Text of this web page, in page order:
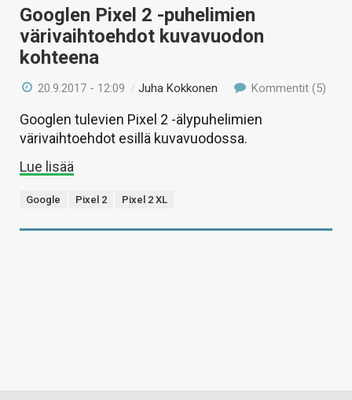
Googlen Pixel 2 -puhelimien
värivaihtoehdot kuvavuodon
kohteena
20.9.2017 - 12:09 /Juha Kokkonen Kommentit (5)
Googlen tulevien Pixel 2 -älypuhelimien
värivaihtoehdot esillä kuvavuodossa.
Lue lisää
Google Pixel 2 Pixel 2 XL